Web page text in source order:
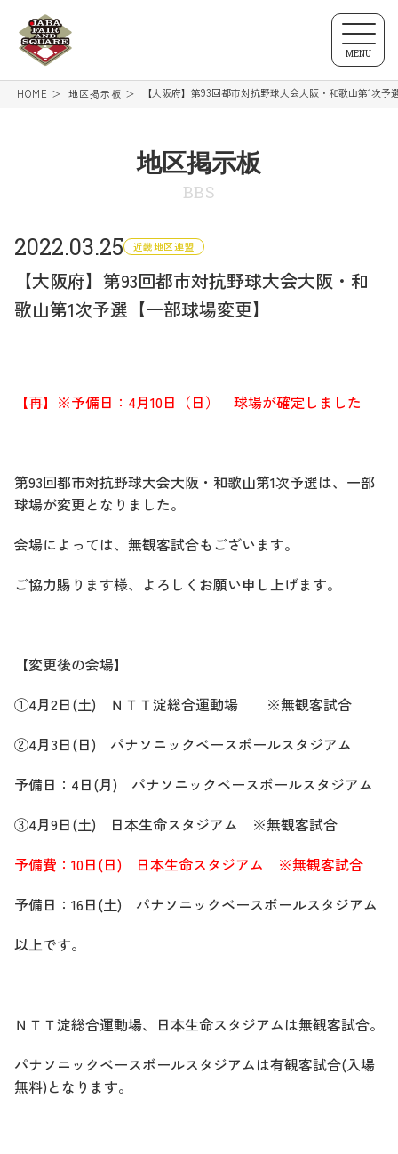
MENU
HOME 地区掲示板 【大阪府】第93回都市対抗野球大会大阪・和歌山第1次予
地区掲示板
BBS
2022.03.25 近畿地区連盟
【大阪府】第93回都市対抗野球大会大阪・和
歌山第1次予選【一部球場変更】
【再】※予備日：4月10日（日） 球場が確定しました
第93回都市対抗野球大会大阪・和歌山第1次予選は、一部
球場が変更となりました。
会場によっては、無観客試合もございます。
ご協力賜ります様、よろしくお願い申し上げます。
【変更後の会場】
①4月2日(土) ＮＴＴ淀総合運動場 ※無観客試合
②4月3日(日) パナソニックベースボールスタジアム
予備日：4日(月) パナソニックベースボールスタジアム
③4月9日(土) 日本生命スタジアム ※無観客試合
予備費：10日(日) 日本生命スタジアム ※無観客試合
予備日：16日(土) パナソニックベースボールスタジアム
以上です。
ＮＴＴ淀総合運動場、日本生命スタジアムは無観客試合。
パナソニックベースボールスタジアムは有観客試合(入場
無料)となります。